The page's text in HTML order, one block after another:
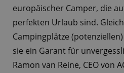
europäischer Camper, die
perfekten Urlaub sind.
Campingplätze
sie ein Garant für
Ramon van Reine, CEO von